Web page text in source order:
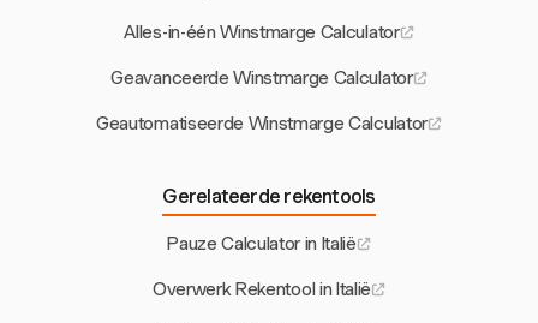
Alles-in-één Winstmarge Calculator
Geavanceerde Winstmarge Calculator
Geautomatiseerde Winstmarge Calculator
Gerelateerde rekentools
Pauze Calculator in Italië
Overwerk Rekentool in Italië